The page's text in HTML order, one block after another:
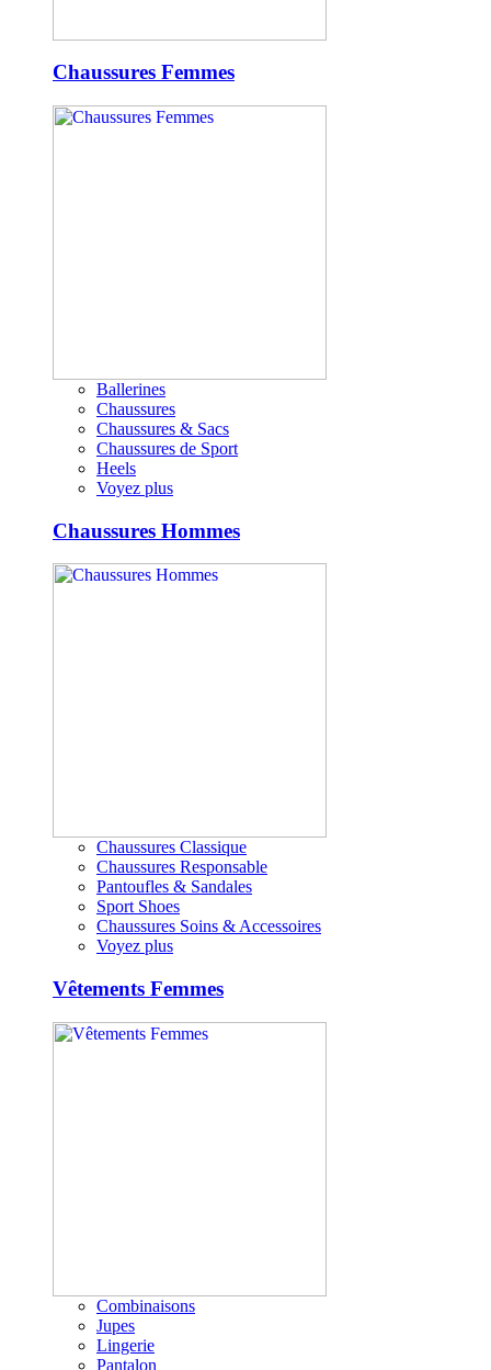
Chaussures Femmes
Ballerines
Chaussures
Chaussures & Sacs
Chaussures de Sport
Heels
Voyez plus
Chaussures Hommes
Chaussures Classique
Chaussures Responsable
Pantoufles & Sandales
Sport Shoes
Chaussures Soins & Accessoires
Voyez plus
Vêtements Femmes
Combinaisons
Jupes
Lingerie
Pantalon